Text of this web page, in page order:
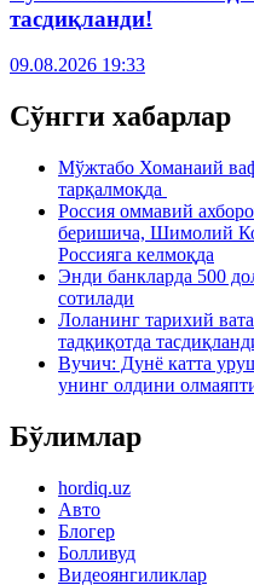
тасдиқланди!
09.08.2026 19:33
Сўнгги хабарлар
Мўжтабо Хоманаий
тарқалмоқда
Россия оммавий
беришича, Шимолий
Россияга келмоқда
Энди банкларда 500
сотилади
Лоланинг тарихий
тадқиқотда
Вучич: Дунё катта
унинг олдини
Бўлимлар
hordiq.uz
Авто
Блогер
Болливуд
Видеоянгиликлар